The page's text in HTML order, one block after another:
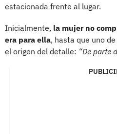
estacionada frente al lugar.
Inicialmente, la mujer no
era para ella, hasta que uno
el origen del detalle: “De parte